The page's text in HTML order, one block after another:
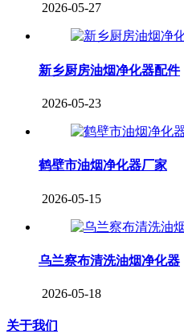
2026-05-27
新乡厨房油烟净化器配件
2026-05-23
鹤壁市油烟净化器厂家
2026-05-15
乌兰察布清洗油烟净化器
2026-05-18
关于我们